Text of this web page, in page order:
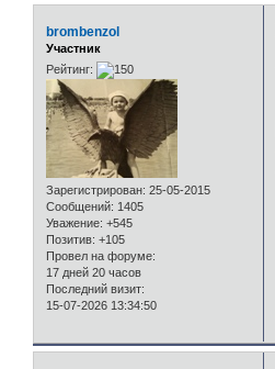
brombenzol
Участник
Рейтинг:
Зарегистрирован: 25-05-2015
Сообщений: 1405
Уважение: +545
Позитив: +105
Провел на форуме:
17 дней 20 часов
Последний визит:
15-07-2026 13:34:50